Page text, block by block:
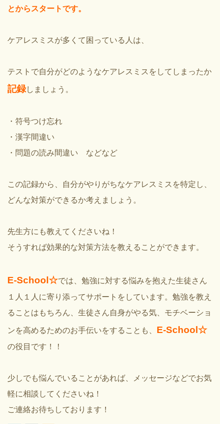
とからスタートです。
ケアレスミスが多くて困っている人は、
テストで自分がどのようなケアレスミスをしてしまったか
記録しましょう。
・符号つけ忘れ
・漢字間違い
・問題の読み間違い などなど
この記録から、自分がやりがちなケアレスミスを特定し、
どんな対策ができるか考えましょう。
先生方にも教えてくださいね！
そうすれば効果的な対策方法を教えることができます。
E-School☆では、勉強に対する悩みを抱えた生徒さん
１人１人に寄り添ってサポートをしています。勉強を教え
ることはもちろん、生徒さん自身がやる気、モチベーショ
ンを高めるためのお手伝いをすることも、 E-School☆
の役目です！！
少しでも悩んでいることがあれば、メッセージなどでお気
軽に相談してくださいね！
ご連絡お待ちしております！